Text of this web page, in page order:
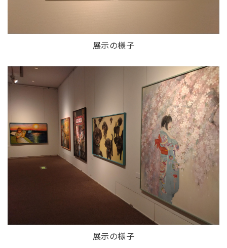
展示の様子
展示の様子